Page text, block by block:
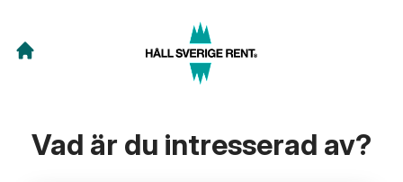
Vad är du intresserad av?